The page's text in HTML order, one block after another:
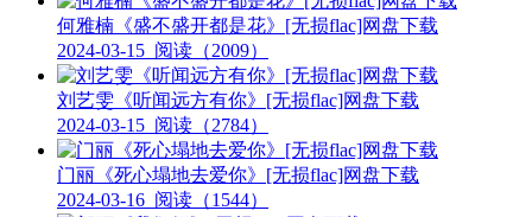
何雅楠《盛不盛开都是花》[无损flac]网盘下载
2024-03-15 阅读（2009）
刘艺雯《听闻远方有你》[无损flac]网盘下载
2024-03-15 阅读（2784）
门丽《死心塌地去爱你》[无损flac]网盘下载
2024-03-16 阅读（1544）